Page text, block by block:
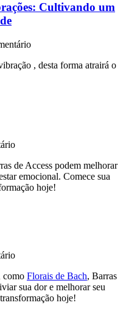
Cultivando um
, desta forma atrairá o
de Access podem melhorar
emocional. Comece sua
hoje!
como Florais de Bach, Barras
sua dor e melhorar seu
hoje!